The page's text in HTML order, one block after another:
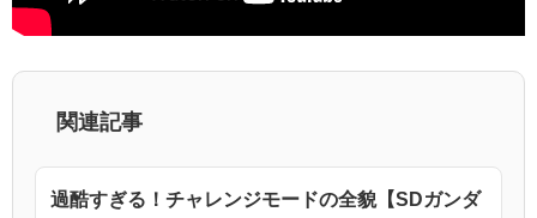
関連記事
過酷すぎる！チャレンジモードの全貌【SDガンダ